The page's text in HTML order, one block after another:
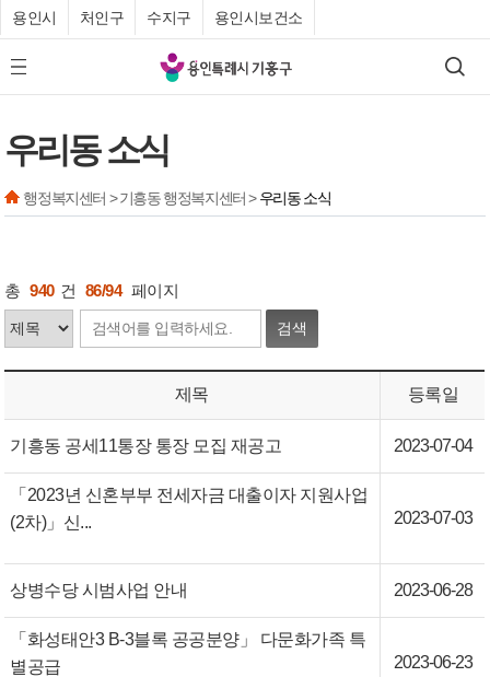
용인시 처인구 수지구 용인시보건소
모바일 메뉴 버튼
기
흥
청
검색
우리동 소식
행정복지센터 > 기흥동 행정복지센터 >우리동 소식
총 940 건 86/94 페이지
검색
제목 등록일
기흥동 공세11통장 통장 모집 재공고 2023-07-04
「2023년 신혼부부 전세자금 대출이자 지원사업
(2차)」신...
2023-07-03
상병수당 시범사업 안내 2023-06-28
「화성태안3 B-3블록 공공분양」 다문화가족 특
별공급
2023-06-23